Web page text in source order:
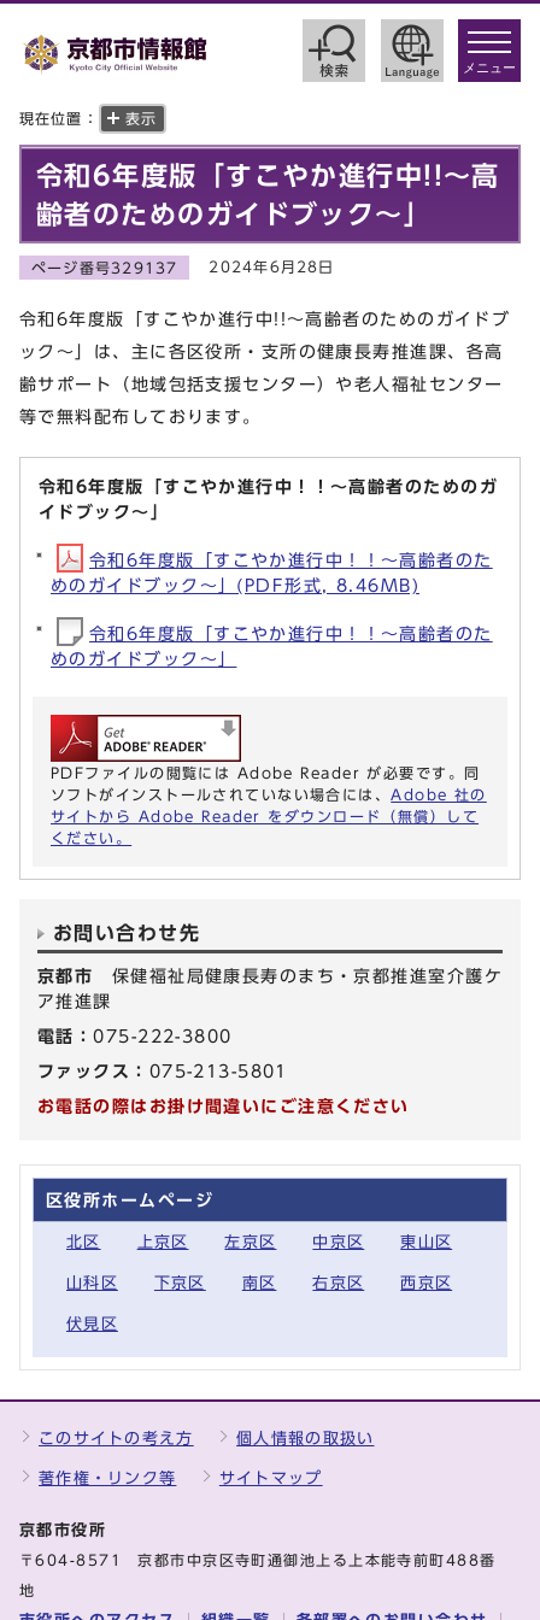
toggle
メニュー
現在位置： 表示
令和6年度版「すこやか進行中!!～高
齢者のためのガイドブック～」
ページ番号329137 2024年6月28日
令和6年度版「すこやか進行中!!～高齢者のためのガイドブ
ック～」は、主に各区役所・支所の健康長寿推進課、各高
齢サポート（地域包括支援センター）や老人福祉センター
等で無料配布しております。
令和6年度版「すこやか進行中！！～高齢者のためのガ
イドブック～」
令和6年度版「すこやか進行中！！～高齢者のた
めのガイドブック～」(PDF形式, 8.46MB)
令和6年度版「すこやか進行中！！～高齢者のた
めのガイドブック～」
PDFファイルの閲覧には Adobe Reader が必要です。同
ソフトがインストールされていない場合には、 Adobe 社の
サイトから Adobe Reader をダウンロード（無償）して
ください。
お問い合わせ先
京都市 保健福祉局健康長寿のまち・京都推進室介護ケ
ア推進課
電話：075-222-3800
ファックス： 075-213-5801
お電話の際はお掛け間違いにご注意ください
区役所ホームページ
北区 上京区 左京区 中京区 東山区
山科区 下京区 南区 右京区 西京区
伏見区
このサイトの考え方 個人情報の取扱い
著作権・リンク等 サイトマップ
京都市役所
〒604-8571 京都市中京区寺町通御池上る上本能寺前町488番
地